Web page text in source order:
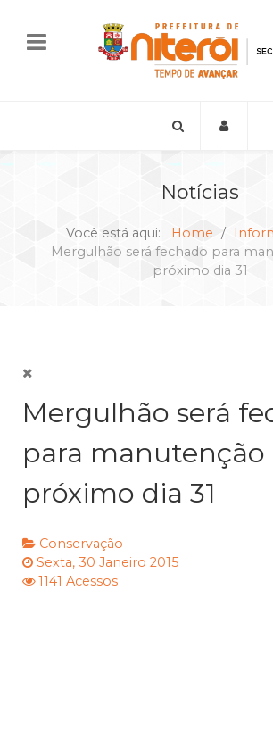
Notícias
Você está aqui: Home
Mergulhão será fechado para
próximo dia 31
Mergulhão será
para manutenção
próximo dia 31
Conservação
Sexta, 30 Janeiro 2015
1141 Acessos